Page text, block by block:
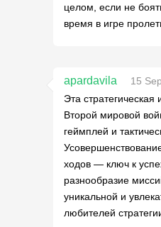
целом, если не
время в игре
apardavila
15
Эта
Второй мировой
геймплей и
ходов — ключ к
разнообразие
уникальной и
любителей